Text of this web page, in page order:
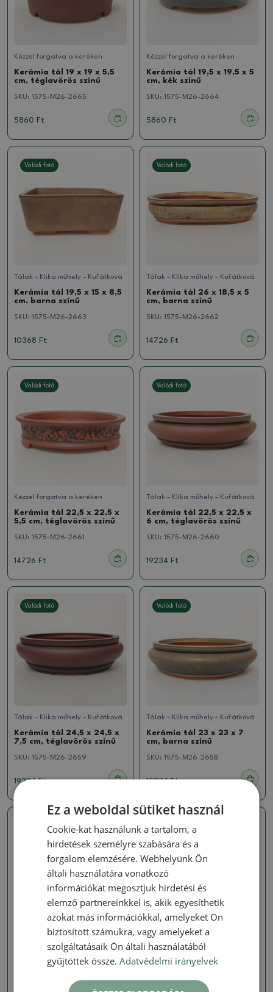
Kézzel forgatva a keréken
Kerámia tál 19 x 19 x 5,5
cm, téglavörös színű
SKU: 1575-M26-2665
5860 Ft
Kézzel forgatva a keréken
Kerámia tál 19,5 x 19,5 x 5
cm, kék színű
SKU: 1575-M26-2664
5860 Ft
Valódi fotó
Tálak – Klika műhely – Kuřátková
Kerámia tál 19,5 x 15 x 8,5
cm, barna színű
SKU: 1575-M26-2663
10368 Ft
Valódi fotó
Tálak – Klika műhely – Kuřátková
Kerámia tál 26 x 18,5 x 5
cm, barna színű
SKU: 1575-M26-2662
14726 Ft
Valódi fotó
Kézzel forgatva a keréken
Kerámia tál 22,5 x 22,5 x
5,5 cm, téglavörös színű
SKU: 1575-M26-2661
14726 Ft
Valódi fotó
Tálak – Klika műhely – Kuřátková
Kerámia tál 22,5 x 22,5 x
6 cm, téglavörös színű
SKU: 1575-M26-2660
19234 Ft
Valódi fotó
Tálak – Klika műhely – Kuřátková
Kerámia tál 24,5 x 24,5 x
7,5 cm, téglavörös színű
SKU: 1575-M26-2659
19234 Ft
Valódi fotó
Tálak – Klika műhely – Kuřátková
Kerámia tál 23 x 23 x 7
cm, barna színű
SKU: 1575-M26-2658
19234 Ft
Valódi fotó
Kerámia tál 31 x 31 x 7 cm,
barna színű
Valódi fotó
Tálak – Klika műhely – Kuřátková
cm, barna színű
Ez a weboldal sütiket használ
Cookie-kat használunk a tartalom, a
hirdetések személyre szabására és a
forgalom elemzésére. Webhelyünk Ön
általi használatára vonatkozó
információkat megosztjuk hirdetési és
elemző partnereinkkel is, akik egyesíthetik
azokat más információkkal, amelyeket Ön
biztosított számukra, vagy amelyeket a
szolgáltatásaik Ön általi használatából
gyűjtöttek össze.Adatvédelmi irányelvek